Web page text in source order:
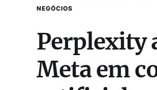
NEGÓCIOS
Perplexity
Meta em